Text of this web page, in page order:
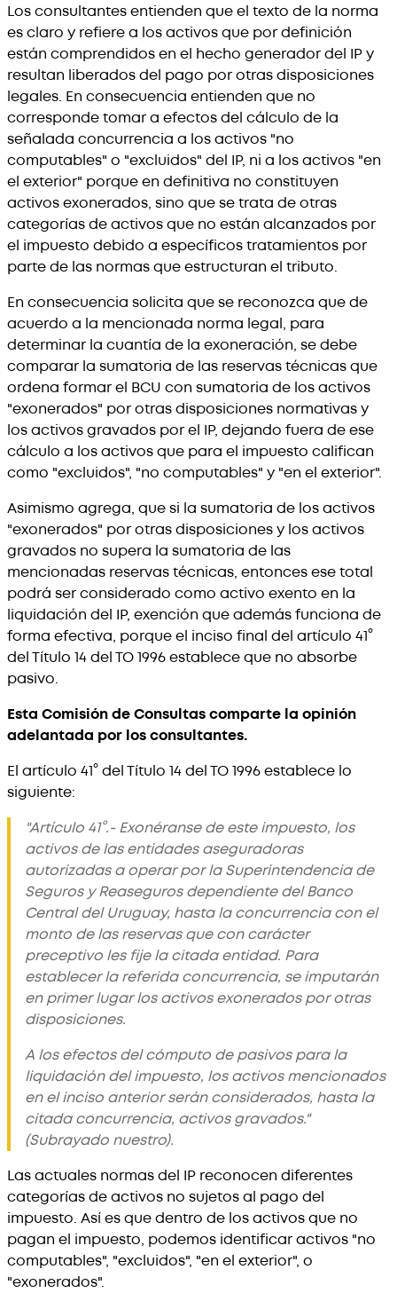
Los consultantes entienden que el texto de la norma
es claro y refiere a los activos que por definición
están comprendidos en el hecho generador del IP y
resultan liberados del pago por otras disposiciones
legales. En consecuencia entienden que no
corresponde tomar a efectos del cálculo de la
señalada concurrencia a los activos "no
computables" o "excluidos" del IP, ni a los activos "en
el exterior" porque en definitiva no constituyen
activos exonerados, sino que se trata de otras
categorías de activos que no están alcanzados por
el impuesto debido a específicos tratamientos por
parte de las normas que estructuran el tributo.
En consecuencia solicita que se reconozca que de
acuerdo a la mencionada norma legal, para
determinar la cuantía de la exoneración, se debe
comparar la sumatoria de las reservas técnicas que
ordena formar el BCU con sumatoria de los activos
"exonerados" por otras disposiciones normativas y
los activos gravados por el IP, dejando fuera de ese
cálculo a los activos que para el impuesto califican
como "excluidos", "no computables" y "en el exterior".
Asimismo agrega, que si la sumatoria de los activos
"exonerados" por otras disposiciones y los activos
gravados no supera la sumatoria de las
mencionadas reservas técnicas, entonces ese total
podrá ser considerado como activo exento en la
liquidación del IP, exención que además funciona de
forma efectiva, porque el inciso final del artículo 41°
del Título 14 del TO 1996 establece que no absorbe
pasivo.
Esta Comisión de Consultas comparte la opinión
adelantada por los consultantes.
El artículo 41° del Título 14 del TO 1996 establece lo
siguiente:
"Artículo 41°.- Exonéranse de este impuesto, los
activos de las entidades aseguradoras
autorizadas a operar por la Superintendencia de
Seguros y Reaseguros dependiente del Banco
Central del Uruguay, hasta la concurrencia con el
monto de las reservas que con carácter
preceptivo les fije la citada entidad. Para
establecer la referida concurrencia, se imputarán
en primer lugar los activos exonerados por otras
disposiciones.
A los efectos del cómputo de pasivos para la
liquidación del impuesto, los activos mencionados
en el inciso anterior serán considerados, hasta la
citada concurrencia, activos gravados."
(Subrayado nuestro).
Las actuales normas del IP reconocen diferentes
categorías de activos no sujetos al pago del
impuesto. Así es que dentro de los activos que no
pagan el impuesto, podemos identificar activos "no
computables", "excluidos", "en el exterior", o
"exonerados".